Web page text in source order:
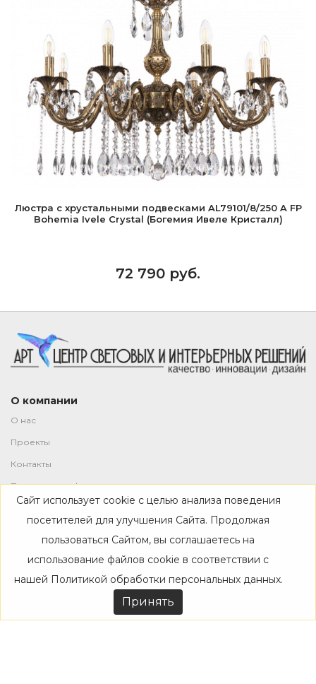
Люстра с хрустальными подвесками AL79101/8/250 A FP
Bohemia Ivele Crystal (Богемия Ивеле Кристалл)
72 790 руб.
О компании
О нас
Проекты
Контакты
Политика конфиденциальности
Магазин
Каталог
Дизайнерам
Акции
Сайт использует cookie с целью анализа поведения
посетителей для улучшения Сайта. Продолжая
пользоваться Сайтом, вы соглашаетесь на
использование файлов cookie в соответствии с
нашей Политикой обработки персональных данных.
Принять